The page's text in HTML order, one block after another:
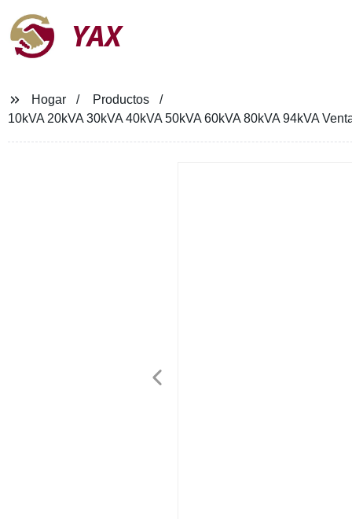
YAX
Hogar
Productos
10kVA 20kVA 30kVA 40kVA 50kVA 60kVA 80kVA 94kVA